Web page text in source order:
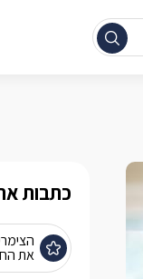
כתבות
את